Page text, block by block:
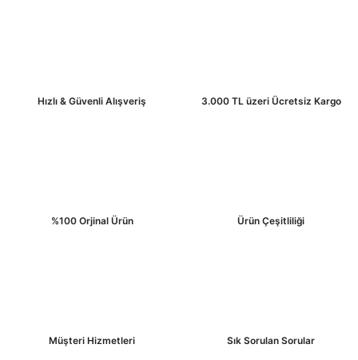
Hızlı & Güvenli Alışveriş 3.000 TL üzeri Ücretsiz Kargo
%100 Orjinal Ürün Ürün Çeşitliliği
Müşteri Hizmetleri Sık Sorulan Sorular